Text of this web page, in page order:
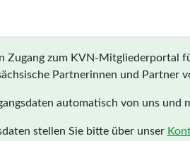
Zugang zum KVN-Mitgliederportal
Partnerinnen und Partner
automatisch von uns und
stellen Sie bitte über unser